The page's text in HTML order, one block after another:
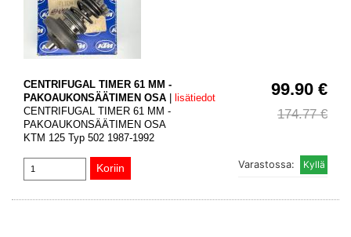
99.90 €
174.77 €
CENTRIFUGAL TIMER 61 MM -
PAKOAUKONSÄÄTIMEN OSA
lisätiedot
CENTRIFUGAL TIMER 61 MM -
PAKOAUKONSÄÄTIMEN OSA
KTM 125 Typ 502 1987-1992
Varastossa: